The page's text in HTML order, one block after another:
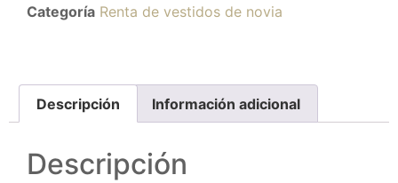
Categoría Renta de vestidos de novia
Descripción Información adicional
Descripción